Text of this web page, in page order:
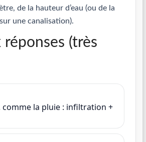
de la hauteur d’eau (ou de la
une canalisation).
réponses (très
comme la pluie : infiltration +